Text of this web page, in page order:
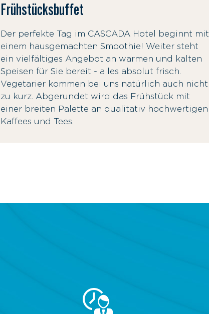
Frühstücksbuffet
Der perfekte Tag im CASCADA Hotel beginnt mit
einem hausgemachten Smoothie! Weiter steht
ein vielfältiges Angebot an warmen und kalten
Speisen für Sie bereit - alles absolut frisch.
Vegetarier kommen bei uns natürlich auch nicht
zu kurz. Abgerundet wird das Frühstück mit
einer breiten Palette an qualitativ hochwertigen
Kaffees und Tees.